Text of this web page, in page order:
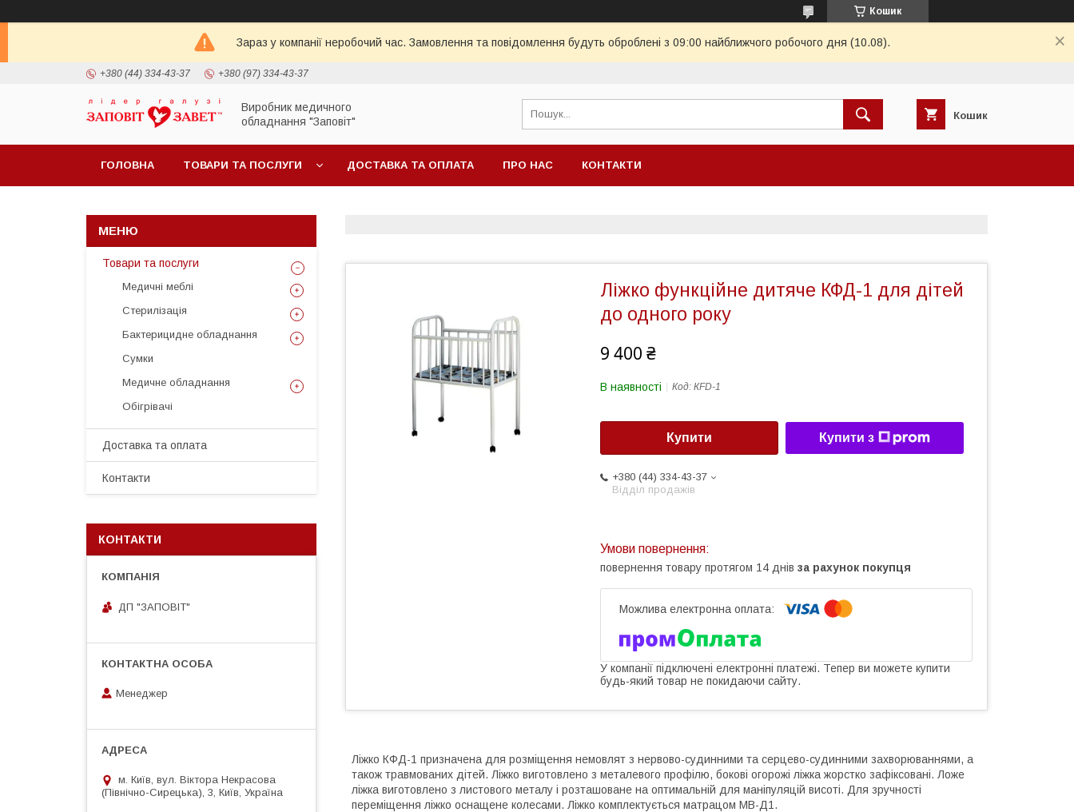
Кошик
Зараз у компанії неробочий час. Замовлення та повідомлення будуть оброблені з 09:00 найближчого робочого дня (10.08).
+380 (44) 334-43-37 +380 (97) 334-43-37
Виробник медичного
обладнання "Заповіт"
Кошик
ГОЛОВНА ТОВАРИ ТА ПОСЛУГИ ДОСТАВКА ТА ОПЛАТА ПРО НАС КОНТАКТИ
Ліжко функційне дитяче КФД-1 для дітей
до одного року
9 400 ₴
В наявності Код: КFD-1
Купити Купити з
+380 (44) 334-43-37
Відділ продажів
повернення товару протягом 14 днів за рахунок покупця
У компанії підключені електронні платежі. Тепер ви можете купити
будь-який товар не покидаючи сайту.
Ліжко КФД-1 призначена для розміщення немовлят з нервово-судинними та серцево-судинними захворюваннями, а
також травмованих дітей. Ліжко виготовлено з металевого профілю, бокові огорожі ліжка жорстко зафіксовані. Ложе
ліжка виготовлено з листового металу і розташоване на оптимальній для маніпуляцій висоті. Для зручності
переміщення ліжко оснащене колесами. Ліжко комплектується матрацом МВ-Д1.
Товари та послуги
Медичні меблі
Стерилізація
Бактерицидне обладнання
Сумки
Медичне обладнання
Обігрівачі
Доставка та оплата
Контакти
КОНТАКТИ
ДП "ЗАПОВІТ"
Менеджер
м. Київ, вул. Віктора Некрасова
(Північно-Сирецька), 3, Київ, Україна